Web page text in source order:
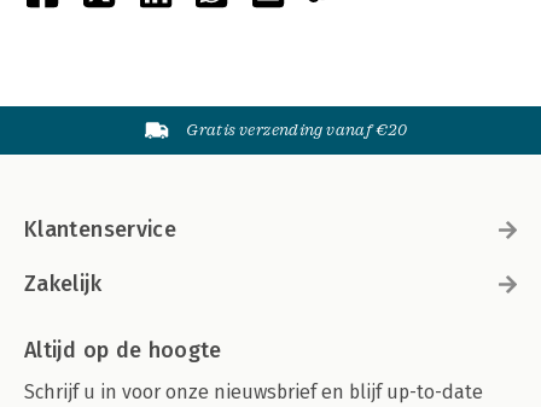
Gratis verzending vanaf €20
Klantenservice
Zakelijk
Altijd op de hoogte
Schrijf u in voor onze nieuwsbrief en blijf up-to-date